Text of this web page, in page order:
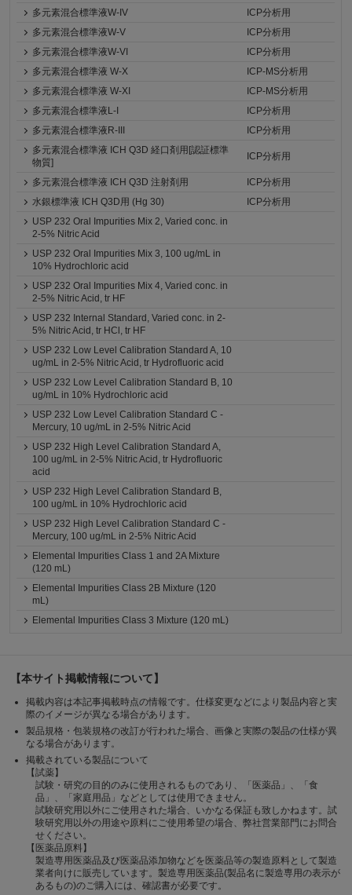
多元素混合標準液W-IV
ICP分析用
多元素混合標準液W-V
ICP分析用
多元素混合標準液W-VI
ICP分析用
多元素混合標準液 W-X
ICP-MS分析用
多元素混合標準液 W-XI
ICP-MS分析用
多元素混合標準液L-I
ICP分析用
多元素混合標準液R-III
ICP分析用
多元素混合標準液 ICH Q3D 経口剤用[認証標準
物質]
ICP分析用
多元素混合標準液 ICH Q3D 注射剤用
ICP分析用
水銀標準液 ICH Q3D用 (Hg 30)
ICP分析用
USP 232 Oral Impurities Mix 2, Varied conc. in
2-5% Nitric Acid
USP 232 Oral Impurities Mix 3, 100 ug/mL in
10% Hydrochloric acid
USP 232 Oral Impurities Mix 4, Varied conc. in
2-5% Nitric Acid, tr HF
USP 232 Internal Standard, Varied conc. in 2-
5% Nitric Acid, tr HCl, tr HF
USP 232 Low Level Calibration Standard A, 10
ug/mL in 2-5% Nitric Acid, tr Hydrofluoric acid
USP 232 Low Level Calibration Standard B, 10
ug/mL in 10% Hydrochloric acid
USP 232 Low Level Calibration Standard C -
Mercury, 10 ug/mL in 2-5% Nitric Acid
USP 232 High Level Calibration Standard A,
100 ug/mL in 2-5% Nitric Acid, tr Hydrofluoric
acid
USP 232 High Level Calibration Standard B,
100 ug/mL in 10% Hydrochloric acid
USP 232 High Level Calibration Standard C -
Mercury, 100 ug/mL in 2-5% Nitric Acid
Elemental Impurities Class 1 and 2A Mixture
(120 mL)
Elemental Impurities Class 2B Mixture (120
mL)
Elemental Impurities Class 3 Mixture (120 mL)
【本サイト掲載情報について】
掲載内容は本記事掲載時点の情報です。仕様変更などにより製品内容と実
際のイメージが異なる場合があります。
製品規格・包装規格の改訂が行われた場合、画像と実際の製品の仕様が異
なる場合があります。
掲載されている製品について
【試薬】
試験・研究の目的のみに使用されるものであり、「医薬品」、「食
品」、「家庭用品」などとしては使用できません。
試験研究用以外にご使用された場合、いかなる保証も致しかねます。試
験研究用以外の用途や原料にご使用希望の場合、弊社営業部門にお問合
せください。
【医薬品原料】
製造専用医薬品及び医薬品添加物などを医薬品等の製造原料として製造
業者向けに販売しています。製造専用医薬品(製品名に製造専用の表示が
あるもの)のご購入には、確認書が必要です。